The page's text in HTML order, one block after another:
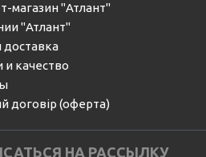
магазин "Атлант"
"Атлант"
доставка
и качество
договір (оферта)
НА РАССЫЛКУ